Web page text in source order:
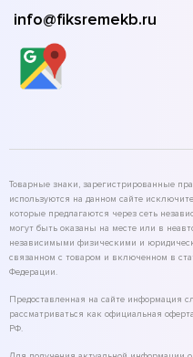
info@fiksremekb.ru
Товарные знаки, зарегистрированные
используются на данном сайте
которые предлагаются через сеть
могут быть оказаны на месте или в
независимыми физическими и
связанном с товаром и включенном в
Федерации.
Предоставленная на сайте информация
рассматриваться как официальная
РФ.